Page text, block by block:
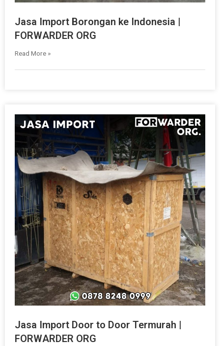
Jasa Import Borongan ke Indonesia |
FORWARDER ORG
Read More »
Jasa Import Door to Door Termurah |
FORWARDER ORG